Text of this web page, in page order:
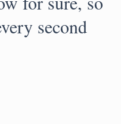
second